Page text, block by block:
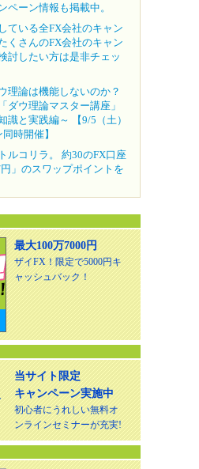
ペーン情報も掲載中。
ている全FX会社のキャン
くさんのFX会社のキャン
討したい方は是非チェッ
理論は機能しないのか？
ダウ理論マスター講座」
識と実践編～ 【9/5（土）
時開催】
ルコリラ。 約30のFX口座
」のスワップポイントを
最大100万7000円
ザイFX！限定で5000円キ
ャッシュバック！
当サイト限定
キャンペーン実施中
初心者にうれしい無料オ
ンラインセミナーが充実!